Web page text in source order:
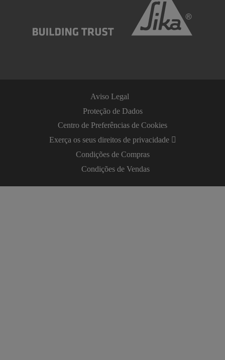
Aviso Legal
Proteção de Dados
Centro de Preferências de Cookies
Exerça os seus direitos de privacidade
Condições de Compras
Condições de Vendas